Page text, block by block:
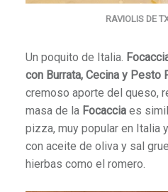
RAVIOLIS DE
Un poquito de Italia.
con Burrata, Cecina y Pesto
cremoso aporte del queso,
masa de la Focacciaes
pizza, muy popular en Italia
con aceite de oliva y sal
hierbas como el romero.